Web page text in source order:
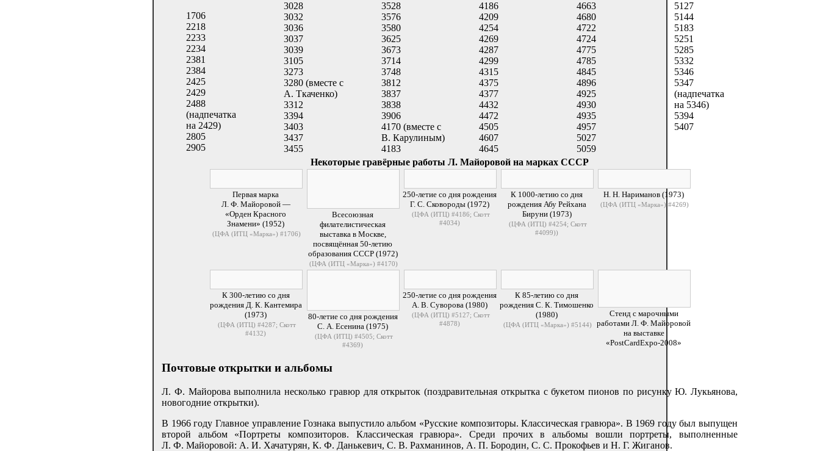
1706
2218
2233
2234
2381
2384
2425
2429
2488
(надпечатка
на 2429)
2805
2905
3028
3032
3036
3037
3039
3105
3273
3280 (вместе с
А. Ткаченко)
3312
3394
3403
3437
3455
3528
3576
3580
3625
3673
3714
3748
3812
3837
3838
3906
4170 (вместе с
В. Карулиным)
4183
4186
4209
4254
4269
4287
4299
4315
4375
4377
4432
4472
4505
4607
4645
4663
4680
4722
4724
4775
4785
4845
4896
4925
4930
4935
4957
5027
5059
5127
5144
5183
5251
5285
5332
5346
5347
(надпечатка
на 5346)
5394
5407
Некоторые гравёрные работы Л. Майоровой на марках СССР
Первая марка
Л. Ф. Майоровой—
«Орден Красного
Знамени» (1952)
(ЦФА (ИТЦ «Марка») #1706)
Всесоюзная
филателистическая
выставка в Москве,
посвящённая 50-летию
образования СССР (1972)
(ЦФА (ИТЦ «Марка») #4170)
250-летие со дня рождения
Г. С. Сковороды (1972)
(ЦФА (ИТЦ) #4186; Скотт
#4034)
К 1000-летию со дня
рождения Абу Рейхана
Бируни (1973)
(ЦФА (ИТЦ) #4254; Скотт
#4099))
Н. Н. Нариманов (1973)
(ЦФА (ИТЦ «Марка») #4269)
К 300-летию со дня
рождения Д. К. Кантемира
(1973)
(ЦФА (ИТЦ) #4287; Скотт
#4132)
80-летие со дня рождения
С. А. Есенина (1975)
(ЦФА (ИТЦ) #4505; Скотт
#4369)
250-летие со дня рождения
А. В. Суворова (1980)
(ЦФА (ИТЦ) #5127; Скотт
#4878)
К 85-летию со дня
рождения С. К. Тимошенко
(1980)
(ЦФА (ИТЦ «Марка») #5144)
Стенд с марочными
работами Л. Ф. Майоровой
на выставке
«PostCardExpo-2008»
Почтовые открытки и альбомы
Л. Ф. Майорова выполнила несколько гравюр для открыток (поздравительная открытка с букетом пионов по рисунку Ю. Лукьянова,
новогодние открытки).
В 1966 году Главное управление Гознака выпустило альбом «Русские композиторы. Классическая гравюра». В 1969 году был выпущен
второй альбом «Портреты композиторов. Классическая гравюра». Среди прочих в альбомы вошли портреты, выполненные
Л. Ф. Майоровой: А. И. Хачатурян, К. Ф. Данькевич, С. В. Рахманинов, А. П. Бородин, С. С. Прокофьев и Н. Г. Жиганов.